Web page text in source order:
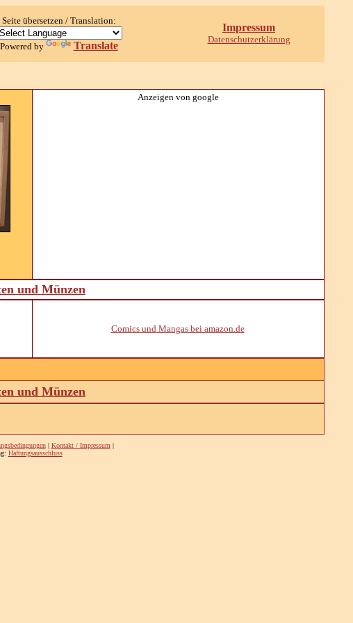
Seite übersetzen / Translation:
Powered by Translate
Impressum
Datenschutzerklärung
Anzeigen von google
und Münzen
Comics und Mangas bei amazon.de
und Münzen
| Kontakt / Impressum |
Haftungsausschluss